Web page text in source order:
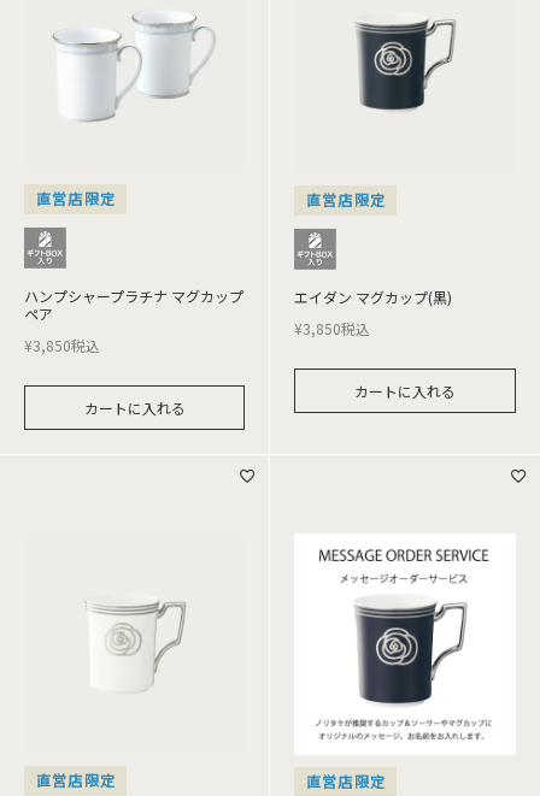
直営店限定
ハンプシャープラチナ マグカップ
ペア
¥3,850税込
カートに入れる
直営店限定
エイダン マグカップ(黒)
¥3,850税込
カートに入れる
直営店限定 直営店限定